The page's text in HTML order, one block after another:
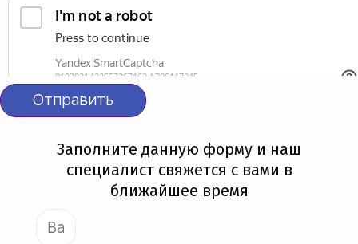
Отправить
Заполните данную форму и наш
специалист свяжется с вами в
ближайшее время